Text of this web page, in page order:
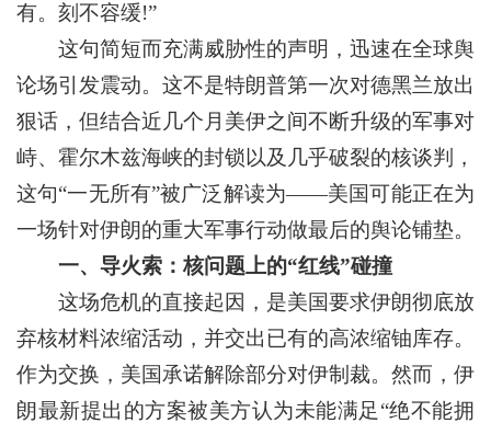
有。刻不容缓!”
这句简短而充满威胁性的声明，迅速在全球舆
论场引发震动。这不是特朗普第一次对德黑兰放出
狠话，但结合近几个月美伊之间不断升级的军事对
峙、霍尔木兹海峡的封锁以及几乎破裂的核谈判，
这句“一无所有”被广泛解读为——美国可能正在为
一场针对伊朗的重大军事行动做最后的舆论铺垫。
一、导火索：核问题上的“红线”碰撞
这场危机的直接起因，是美国要求伊朗彻底放
弃核材料浓缩活动，并交出已有的高浓缩铀库存。
作为交换，美国承诺解除部分对伊制裁。然而，伊
朗最新提出的方案被美方认为未能满足“绝不能拥